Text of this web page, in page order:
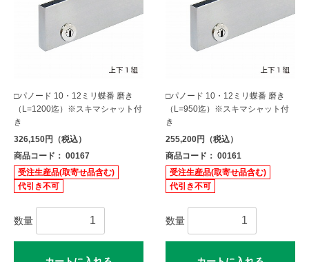
□パノード 10・12ミリ蝶番 磨き
（L=1200迄）※スキマシャット付
き
326,150円（税込）
商品コード： 00167
受注生産品(取寄せ品含む)
代引き不可
数量
□パノード 10・12ミリ蝶番 磨き
（L=950迄）※スキマシャット付
き
255,200円（税込）
商品コード： 00161
受注生産品(取寄せ品含む)
代引き不可
数量